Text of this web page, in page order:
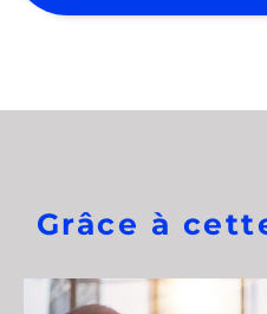
Grâce à